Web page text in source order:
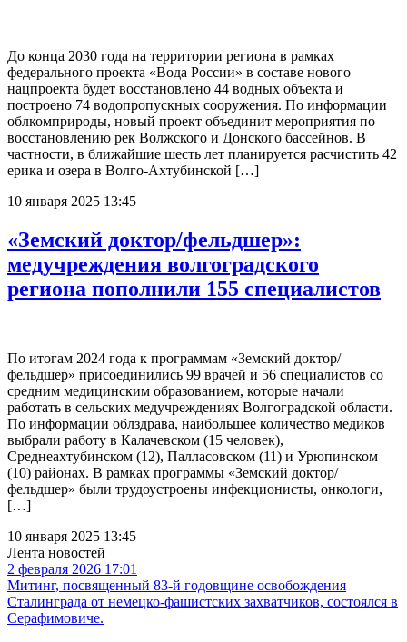
До конца 2030 года на территории региона в рамках
федерального проекта «Вода России» в составе нового
нацпроекта будет восстановлено 44 водных объекта и
построено 74 водопропускных сооружения. По информации
облкомприроды, новый проект объединит мероприятия по
восстановлению рек Волжского и Донского бассейнов. В
частности, в ближайшие шесть лет планируется расчистить 42
ерика и озера в Волго-Ахтубинской […]
10 января 2025 13:45
«Земский доктор/фельдшер»:
медучреждения волгоградского
региона пополнили 155 специалистов
По итогам 2024 года к программам «Земский доктор/
фельдшер» присоединились 99 врачей и 56 специалистов со
средним медицинским образованием, которые начали
работать в сельских медучреждениях Волгоградской области.
По информации облздрава, наибольшее количество медиков
выбрали работу в Калачевском (15 человек),
Среднеахтубинском (12), Палласовском (11) и Урюпинском
(10) районах. В рамках программы «Земский доктор/
фельдшер» были трудоустроены инфекционисты, онкологи,
[…]
10 января 2025 13:45
Лента новостей
2 февраля 2026 17:01
Митинг, посвященный 83-й годовщине освобождения
Сталинграда от немецко-фашистских захватчиков, состоялся в
Серафимовиче.